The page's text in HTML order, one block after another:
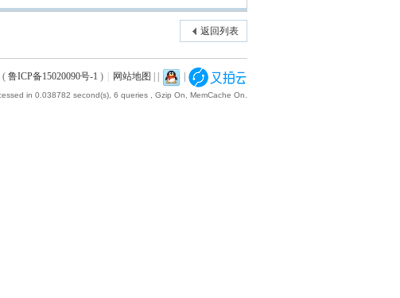
返回列表
( 鲁ICP备15020090号-1 ) 网站地图
in 0.038782 second(s), 6 queries , Gzip On, MemCache On.